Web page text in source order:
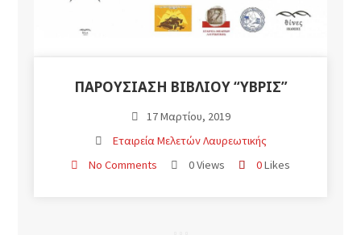
ΠΑΡΟΥΣΊΑΣΗ ΒΙΒΛΊΟΥ “ΎΒΡΙΣ”
17 Μαρτίου, 2019
Εταιρεία Μελετών Λαυρεωτικής
No Comments
0 Views 0Likes